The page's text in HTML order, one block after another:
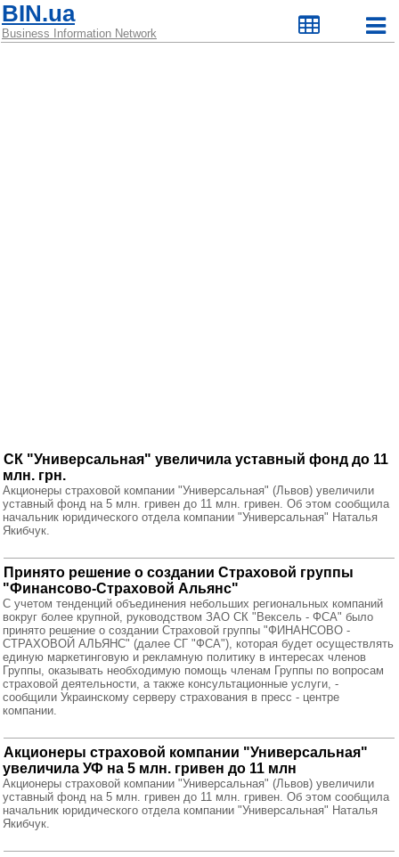
BIN.ua
Business Information Network
СК "Универсальная" увеличила уставный фонд до 11
млн. грн.
Акционеры страховой компании "Универсальная" (Львов) увеличили
уставный фонд на 5 млн. гривен до 11 млн. гривен. Об этом сообщила
начальник юридического отдела компании "Универсальная" Наталья
Якибчук.
Принято решение о создании Страховой группы
"Финансово-Страховой Альянс"
С учетом тенденций объединения небольших региональных компаний
вокруг более крупной, руководством ЗАО СК "Вексель - ФСА" было
принято решение о создании Страховой группы "ФИНАНСОВО -
СТРАХОВОЙ АЛЬЯНС" (далее СГ "ФСА"), которая будет осуществлять
единую маркетинговую и рекламную политику в интересах членов
Группы, оказывать необходимую помощь членам Группы по вопросам
страховой деятельности, а также консультационные услуги, -
сообщили Украинскому серверу страхования в пресс - центре
компании.
Акционеры страховой компании "Универсальная"
увеличила УФ на 5 млн. гривен до 11 млн
Акционеры страховой компании "Универсальная" (Львов) увеличили
уставный фонд на 5 млн. гривен до 11 млн. гривен. Об этом сообщила
начальник юридического отдела компании "Универсальная" Наталья
Якибчук.